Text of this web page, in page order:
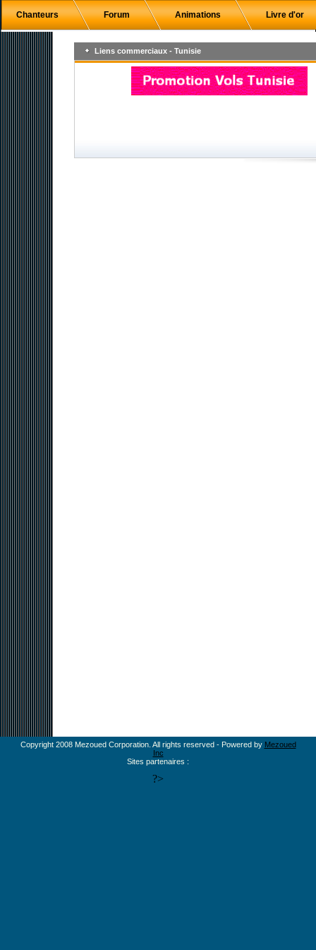
Chanteurs Forum Animations Livre d'or
Liens commerciaux - Tunisie
Copyright 2008 Mezoued Corporation. All rights reserved - Powered by Mezoued
Inc
Sites partenaires :
?>